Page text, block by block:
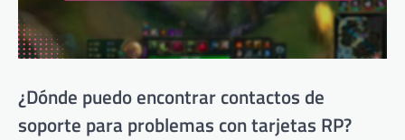
¿Dónde puedo encontrar contactos de
soporte para problemas con tarjetas RP?